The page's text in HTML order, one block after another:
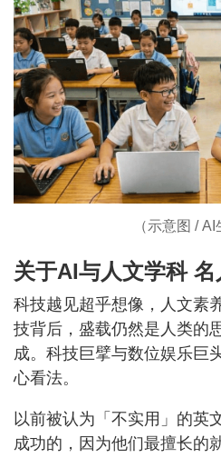
（示意图 / AI
关于AI与人文学科
科技越见超乎想像，人文素
技背后，盛载仍然是人类的
成。科技巨擘与数位娱乐巨
心看法。
以前被认为「不实用」的英
成功的，因为他们最擅长的